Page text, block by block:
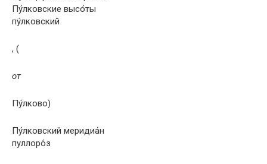
Пу́лковские высо́ты
пу́лковский
, (
от
Пу́лково)
Пу́лковский меридиа́н
пуллоро́з